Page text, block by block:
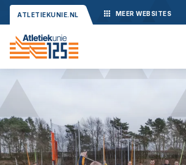
ATLETIEKUNIE.NL MEER WEBSITES